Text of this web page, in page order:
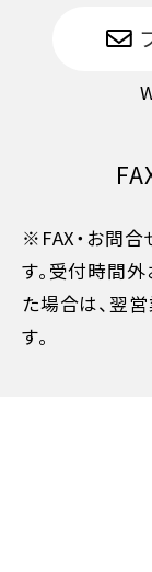
旅行開始
※FAX・お問合
す。受付時間
た場合は、翌
す。